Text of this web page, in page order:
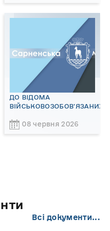
ДО ВІДОМА
ВІЙСЬКОВОЗОБОВ'ЯЗАНИХ!
08 червня 2026
Всі документи...